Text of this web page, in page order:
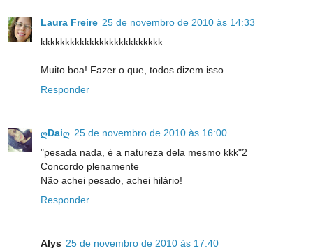
Laura Freire 25 de novembro de 2010 às 14:33
kkkkkkkkkkkkkkkkkkkkkkkkk
Muito boa! Fazer o que, todos dizem isso...
Responder
ღDaiღ 25 de novembro de 2010 às 16:00
"pesada nada, é a natureza dela mesmo kkk"2
Concordo plenamente
Não achei pesado, achei hilário!
Responder
Alys 25 de novembro de 2010 às 17:40